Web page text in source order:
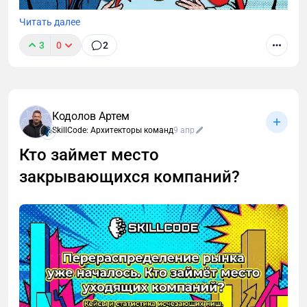
Компании часто формируют кадровый резерв на
потенциал. Разбираем, как бизнес определяет
высокопотенциальных сотрудников и почему без
системной оценки возрастает риск ошибок.
Читать далее
3 0 2
Кодолов Артем
SkillCode: Архитекторы команд9 апр
Кто займет место
закрывающихся компаний?